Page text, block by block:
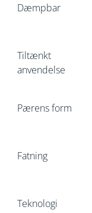
Dæmpbar
Tiltænkt
anvendelse
Pærens form
Fatning
Teknologi